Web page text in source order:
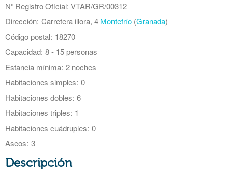
Nº Registro Oficial: VTAR/GR/00312
Dirección: Carretera illora, 4 Montefrío (Granada)
Código postal: 18270
Capacidad: 8 - 15 personas
Estancia mínima: 2 noches
Habitaciones simples: 0
Habitaciones dobles: 6
Habitaciones triples: 1
Habitaciones cuádruples: 0
Aseos: 3
Descripción